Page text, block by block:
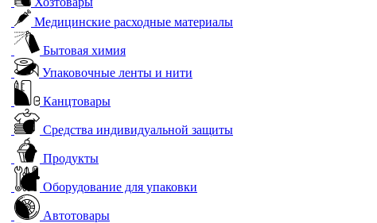
Медицинские расходные материалы
Бытовая химия
Упаковочные ленты и нити
Канцтовары
Средства индивидуальной защиты
Продукты
Оборудование для упаковки
Автотовары